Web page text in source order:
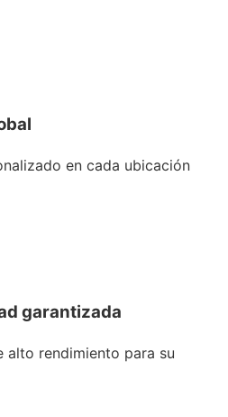
en cada ubicación
garantizada
alto rendimiento para su